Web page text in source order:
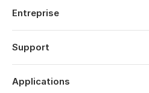
Mariages
Dates Anniversaires
Saint Valentin
Entreprise
À propos
Fonctionnalités
Affiliates
Support
Se connecter
Historique des commandes
Applications